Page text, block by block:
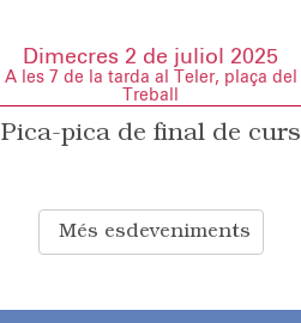
Dimecres 2 de juliol 2025
A les 7 de la tarda al Teler, plaça del
Treball
Pica-pica de final de curs
Més esdeveniments